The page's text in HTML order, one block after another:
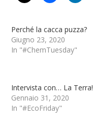
Perché la cacca puzza?
Giugno 23, 2020
In "#ChemTuesday"
Intervista con… La Terra!
Gennaio 31, 2020
In "#EcoFriday"